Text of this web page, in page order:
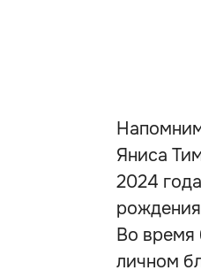
Яниса
2024
Во время
личном